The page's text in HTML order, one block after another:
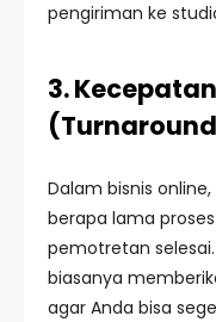
pengiriman ke
3.
Dalam bisnis
berapa lama
pemotretan
biasanya
agar Anda bisa